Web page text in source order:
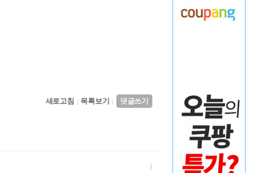
새로고침 | 목록보기 | 댓글쓰기
